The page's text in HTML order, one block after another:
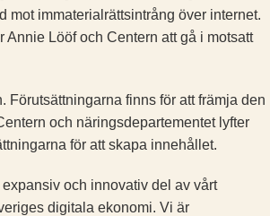
mot ­immaterialrättsintrång över internet.
Lööf och Centern att gå i motsatt
finns för att främja den
och näringsdepartementet lyfter
för att skapa innehållet.
och innovativ del av vårt
digitala ekonomi. Vi är